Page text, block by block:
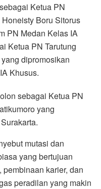
Ketua PN
Boru Sitorus
PN Medan Kelas IA
Ketua PN Tarutung
dipromosikan
Khusus.
sebagai Ketua PN
yang
mutasi dan
yang bertujuan
karier, dan
peradilan yang makin